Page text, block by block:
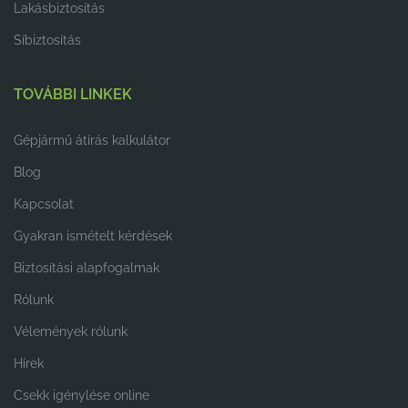
Lakásbiztosítás
Síbiztosítás
TOVÁBBI LINKEK
Gépjármű átírás kalkulátor
Blog
Kapcsolat
Gyakran ismételt kérdések
Biztosítási alapfogalmak
Rólunk
Vélemények rólunk
Hírek
Csekk igénylése online